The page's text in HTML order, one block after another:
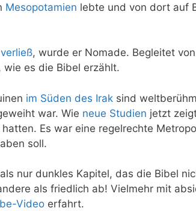
Mesopotamien lebte und von dort auf
, wurde er Nomade. Begleitet
es die Bibel erzählt.
im Süden des Irak sind
war. Wie neue Studien jetzt
Es war eine regelrechte
soll.
nur dunkles Kapitel, das die Bibel
als friedlich ab! Vielmehr mit
Video erfahrt.